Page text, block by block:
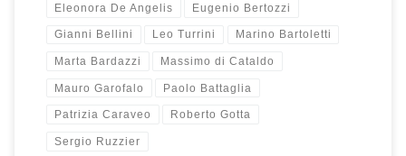
Eleonora De Angelis Eugenio Bertozzi
Gianni Bellini Leo Turrini Marino Bartoletti
Marta Bardazzi Massimo di Cataldo
Mauro Garofalo Paolo Battaglia
Patrizia Caraveo Roberto Gotta
Sergio Ruzzier